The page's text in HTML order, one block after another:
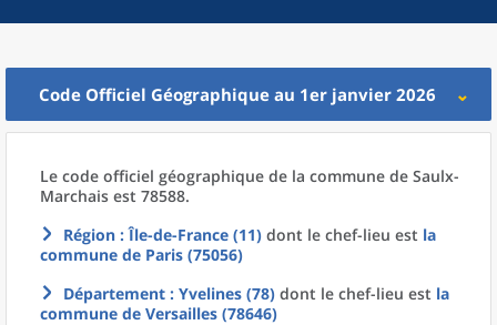
Code Officiel Géographique au 1er janvier 2026
Le code officiel géographique de la commune de Saulx-
Marchais est 78588.
Région : Île-de-France (11) dont le chef-lieu est la
commune de Paris (75056)
Département : Yvelines (78) dont le chef-lieu est la
commune de Versailles (78646)